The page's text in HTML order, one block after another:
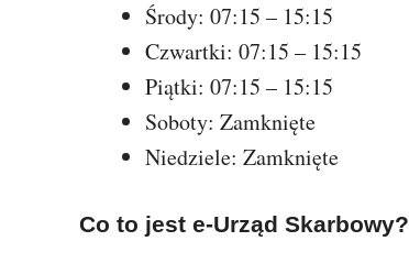
Środy: 07:15 – 15:15
Czwartki: 07:15 – 15:15
Piątki: 07:15 – 15:15
Soboty: Zamknięte
Niedziele: Zamknięte
Co to jest e-Urząd Skarbowy?